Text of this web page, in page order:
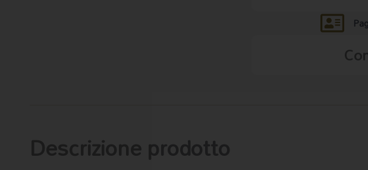
Descrizione prodotto